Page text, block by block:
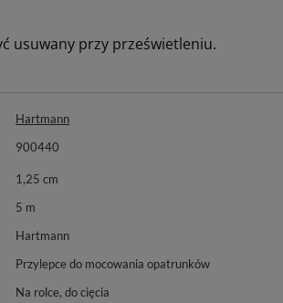
usuwany przy prześwietleniu.
Hartmann
900440
1,25 cm
5 m
Hartmann
Przylepce do mocowania opatrunków
Na rolce, do cięcia